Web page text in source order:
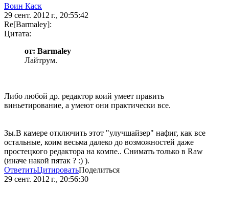
Воин Каск
29 сент. 2012 г., 20:55:42
Re[Barmaley]:
Цитата:
от: Barmaley
Лайтрум.
Либо любой др. редактор коий умеет править
виньетирование, а умеют они практически все.
Зы.В камере отключить этот "улучшайзер" нафиг, как все
остальные, коим весьма далеко до возможностей даже
простецкого редактора на компе.. Снимать только в Raw
(иначе накой пятак ? :) ).
ОтветитьЦитироватьПоделиться
29 сент. 2012 г., 20:56:30